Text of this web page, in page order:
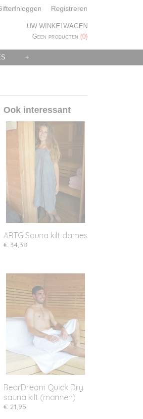
Inloggen Registreren
UW WINKELWAGEN
Geen producten (0)
+
Ook interessant
ARTG Sauna kilt dames
€ 34,38
BearDream Quick Dry
sauna kilt (mannen)
€ 21,95